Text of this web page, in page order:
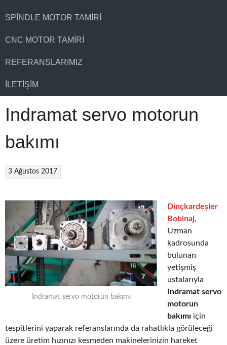
SPINDLE MOTOR TAMIRI
CNC MOTOR TAMIRI
REFERANSLARIMIZ
İLETIŞIM
Indramat servo motorun
bakımı
3 Ağustos 2017
Indramat servo motorun bakımı
Dinçkardeşler
Bobinaj,
Uzman
kadrosunda
bulunan
yetişmiş
ustalarıyla
Indramat servo
motorun
bakımı için
tespitlerini yaparak referanslarında da rahatlıkla görüleceği
üzere üretim hızınızı kesmeden makinelerinizin hareket